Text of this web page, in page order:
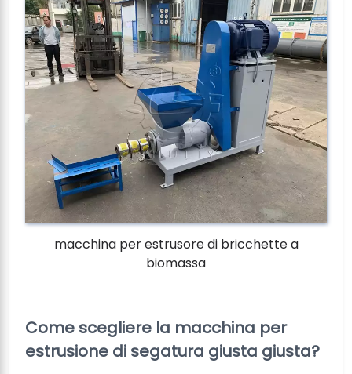
macchina per estrusore di bricchette a
biomassa
Come scegliere la macchina per
estrusione di segatura giusta giusta?